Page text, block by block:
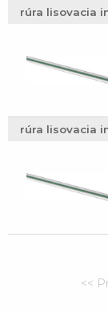
rúra lisovacia
rúra lisovacia